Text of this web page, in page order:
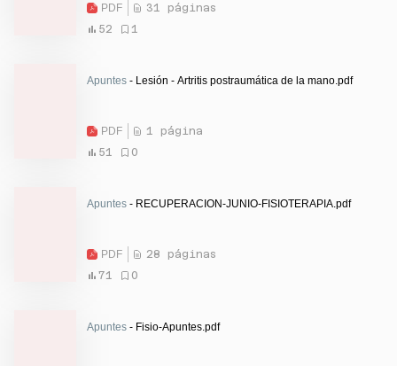
PDF
31 páginas
52
1
Apuntes - Lesión - Artritis postraumática de la mano.pdf
PDF
1 página
51
0
Apuntes - RECUPERACION-JUNIO-FISIOTERAPIA.pdf
PDF
28 páginas
71
0
Apuntes - Fisio-Apuntes.pdf